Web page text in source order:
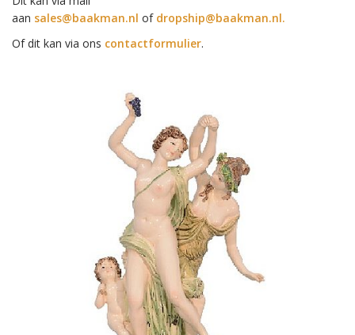
aan sales@baakman.nl of dropship@baakman.nl.
Of dit kan via ons contactformulier.